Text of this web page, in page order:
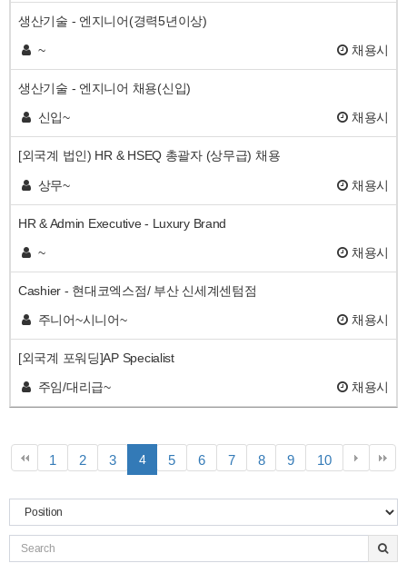
생산기술 - 엔지니어(경력5년이상)
~
채용시
생산기술 - 엔지니어 채용(신입)
신입~
채용시
[외국계 법인) HR & HSEQ 총괄자 (상무급) 채용
상무~
채용시
HR & Admin Executive - Luxury Brand
~
채용시
Cashier - 현대코엑스점/ 부산 신세계센텀점
주니어~시니어~
채용시
[외국계 포워딩]AP Specialist
주임/대리급~
채용시
1
지
2페
지
3페
이
지
린
4
이
5페
지
6페
지
7페
지
8페
지
9페
지
10페
지